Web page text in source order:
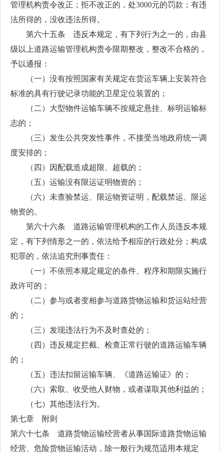
管理机构责令改正；拒不改正的，处3000元的罚款；有违
法所得的，没收违法所得。
第六十五条 违反本规定，有下列行为之一的，由县
级以上道路运输管理机构责令限期整改，整改不合格的，
予以通报：
（一）没有按照国家有关规定在货运车辆上安装符合
标准的具有行驶记录功能的卫星定位装置的；
（二）大型物件运输车辆不按规定悬挂、标明运输标
志的；
（三）发生公共突发性事件，不接受当地政府统一调
度安排的；
（四）因配载造成超限、超载的；
（五）运输没有限运证明物资的；
（六）未查验禁运、限运物资证明，配载禁运、限运
物资的。
第六十六条 道路运输管理机构的工作人员违反本规
定，有下列情形之一的，依法给予相应的行政处分；构成
犯罪的，依法追究刑事责任：
（一）不依照本规定规定的条件、程序和期限实施行
政许可的；
（二）参与或者变相参与道路货物运输和货运站经营
的；
（三）发现违法行为不及时查处的；
（四）违反规定拦截、检查正常行驶的道路运输车辆
的；
（五）违法扣留运输车辆、《道路运输证》的；
（六）索取、收受他人财物，或者谋取其他利益的；
（七）其他违法行为。
第七章 附则
第六十七条 道路货物运输经营者从事国际道路货物运输
经营、危险货物运输活动，除一般行为规范适用本规定